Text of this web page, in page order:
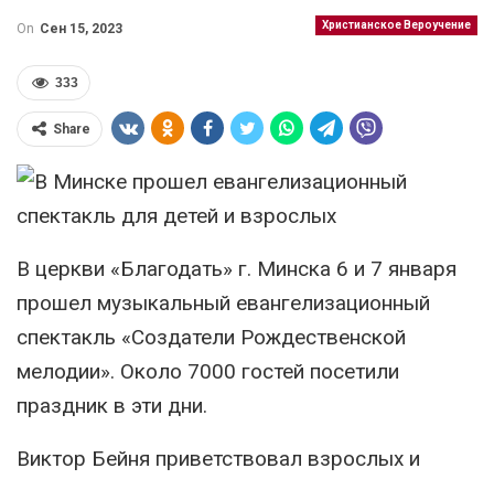
Христианское Вероучение
On Сен 15, 2023
333
Share
В церкви «Благодать» г. Минска 6 и 7 января
прошел музыкальный евангелизационный
спектакль «Создатели Рождественской
мелодии». Около 7000 гостей посетили
праздник в эти дни.
Виктор Бейня приветствовал взрослых и